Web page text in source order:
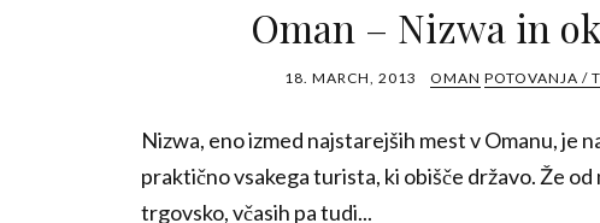
Oman – Nizwa in
18. MARCH, 2013 OMAN POTOVANJA /
Nizwa, eno izmed najstarejših mest v Omanu, je
praktično vsakega turista, ki obišče državo. Že od
trgovsko, včasih pa tudi...